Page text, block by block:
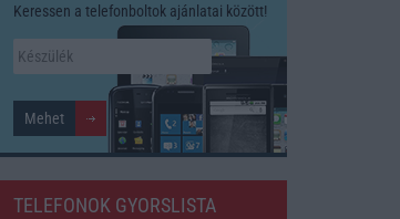
Keressen a telefonboltok ajánlatai között!
TELEFONOK GYORSLISTA